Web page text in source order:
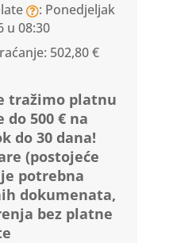
: Ponedjeljak
u 08:30
502,80 €
tražimo platnu
do 500 € na
do 30 dana!
(postojeće
potrebna
dokumenata,
bez platne